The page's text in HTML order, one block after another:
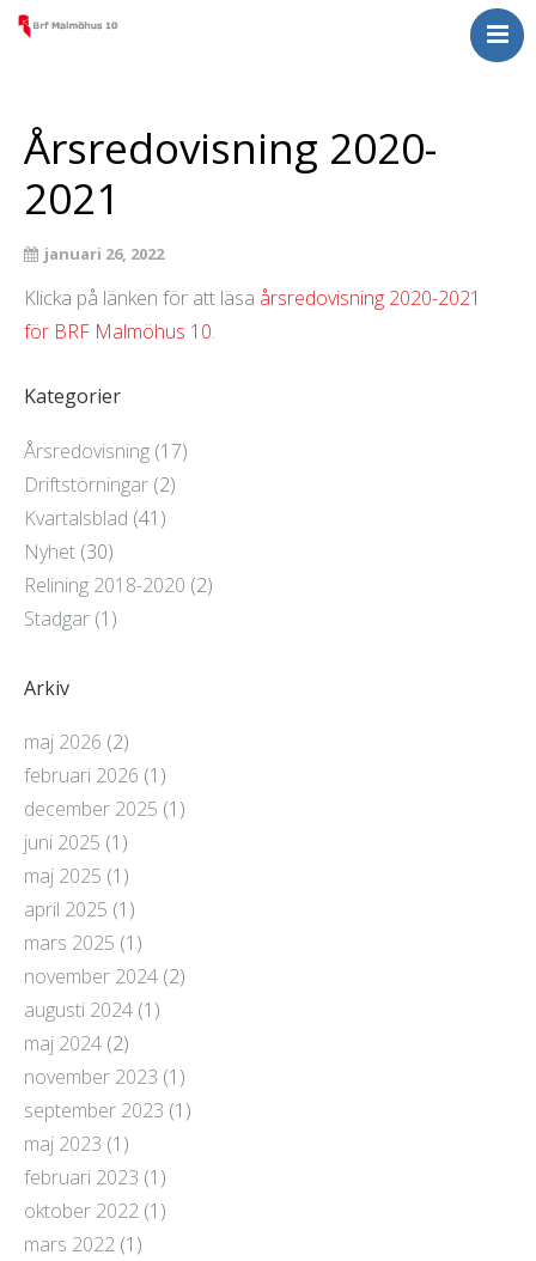
Om Malmöhus 10
Årsredovisning 2020-
2021
januari 26, 2022
Klicka på länken för att läsa årsredovisning 2020-2021
för BRF Malmöhus 10.
Kategorier
Årsredovisning (17)
Driftstörningar (2)
Kvartalsblad (41)
Nyhet (30)
Relining 2018-2020 (2)
Stadgar (1)
Arkiv
maj 2026 (2)
februari 2026 (1)
december 2025 (1)
juni 2025 (1)
maj 2025 (1)
april 2025 (1)
mars 2025 (1)
november 2024 (2)
augusti 2024 (1)
maj 2024 (2)
november 2023 (1)
september 2023 (1)
maj 2023 (1)
februari 2023 (1)
oktober 2022 (1)
mars 2022 (1)